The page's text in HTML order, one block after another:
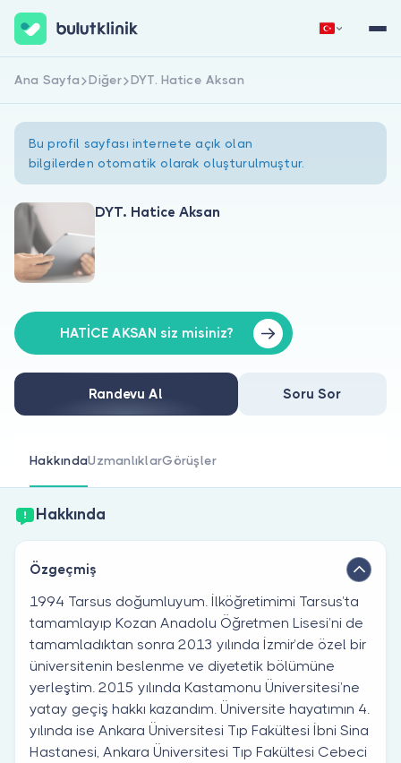
Hakkımızda
Doktorlar için
Doktor musunuz?
Hemen Kaydol
Ana Sayfa Diğer DYT. Hatice Aksan
Bu profil sayfası internete açık olan
bilgilerden otomatik olarak oluşturulmuştur.
DYT. Hatice Aksan
HATİCE AKSAN siz misiniz?
Randevu Al Soru Sor
HakkındaUzmanlıklarGörüşler
Hakkında
Özgeçmiş
1994 Tarsus doğumluyum. İlköğretimimi Tarsus’ta
tamamlayıp Kozan Anadolu Öğretmen Lisesi’ni de
tamamladıktan sonra 2013 yılında İzmir’de özel bir
üniversitenin beslenme ve diyetetik bölümüne
yerleştim. 2015 yılında Kastamonu Üniversitesi’ne
yatay geçiş hakkı kazandım. Üniversite hayatımın 4.
yılında ise Ankara Üniversitesi Tıp Fakültesi İbni Sina
Hastanesi, Ankara Üniversitesi Tıp Fakültesi Cebeci